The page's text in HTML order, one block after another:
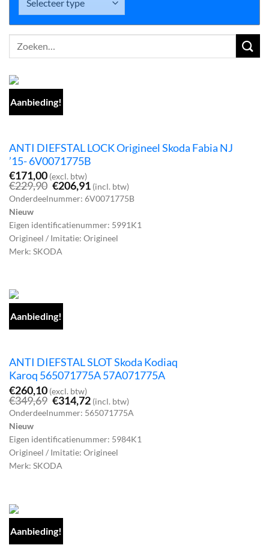
Aanbieding!
ANTI DIEFSTAL LOCK Origineel Skoda Fabia NJ
’15- 6V0071775B
€171,00 (excl. btw)
€229,90 Oorspronkelijke
prijs
was:
€206,91Huidige
prijs
is:
(incl. btw)
Onderdeelnummer: 6V0071775B
Nieuw
Eigen identificatienummer: 5991K1
Origineel / Imitatie: Origineel
Merk: SKODA
Aanbieding!
ANTI DIEFSTAL SLOT Skoda Kodiaq
Karoq 565071775A 57A071775A
€260,10 (excl. btw)
€349,69 Oorspronkelijke
prijs
€314,72Huidige
prijs
(incl. btw)
Onderdeelnummer: 565071775A
Nieuw
Eigen identificatienummer: 5984K1
Origineel / Imitatie: Origineel
Merk: SKODA
Aanbieding!